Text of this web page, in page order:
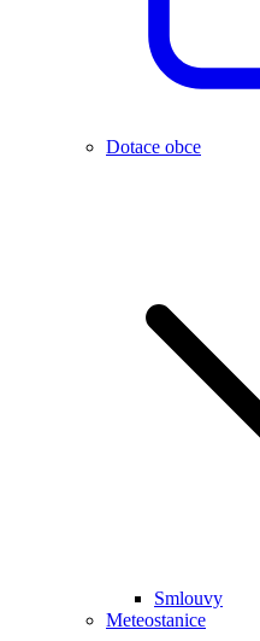
Dotace obce
Smlouvy
Meteostanice